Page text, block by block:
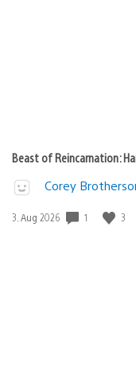
Beast of Reincarnation:
Corey
Veröffentlichungsdatum:
3. Aug 2026 1 3